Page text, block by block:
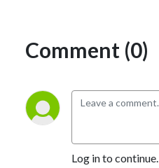
Comment (0)
Log in to continue.